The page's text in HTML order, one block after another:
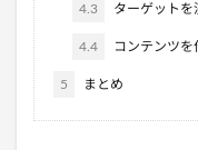
4.3 ターゲットを
4.4 コンテンツを
5 まとめ